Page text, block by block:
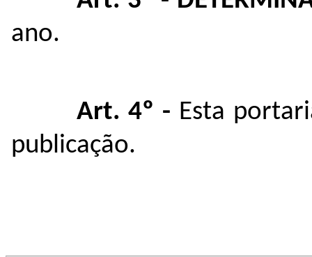
ano.
Art. 4º - Esta
publicação.